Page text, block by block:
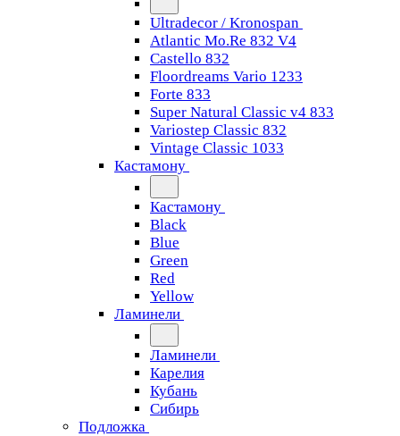
Ultradecor / Kronospan
Atlantic Mo.Re 832 V4
Castello 832
Floordreams Vario 1233
Forte 833
Super Natural Classic v4 833
Variostep Classic 832
Vintage Classic 1033
Кастамону
Кастамону
Black
Blue
Green
Red
Yellow
Ламинели
Ламинели
Карелия
Кубань
Сибирь
Подложка